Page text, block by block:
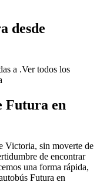
desde
a .Ver todos los
Futura en
Victoria, sin moverte de
de encontrar
una forma rápida,
Futura en